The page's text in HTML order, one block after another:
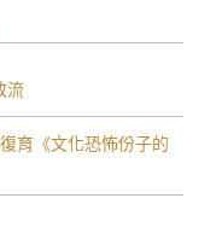
流
育《文化恐怖份子的